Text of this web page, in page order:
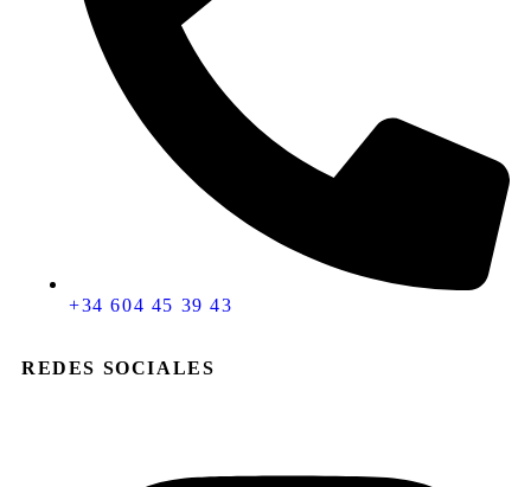
+34 604 45 39 43
REDES SOCIALES